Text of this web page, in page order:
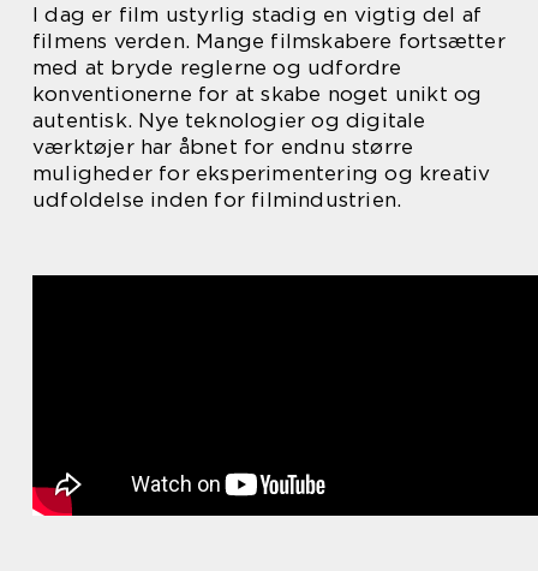
I dag er film ustyrlig stadig en vigtig del af
filmens verden. Mange filmskabere fortsætter
med at bryde reglerne og udfordre
konventionerne for at skabe noget unikt og
autentisk. Nye teknologier og digitale
værktøjer har åbnet for endnu større
muligheder for eksperimentering og kreativ
udfoldelse inden for filmindustrien.